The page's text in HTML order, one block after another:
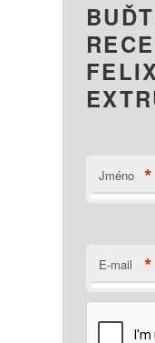
Jméno *
E-mail *